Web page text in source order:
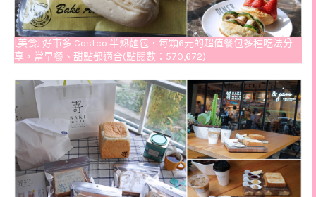
[美食] 好市多 Costco 半熟麵包．每顆6元的超值餐包多種吃法分
享，當早餐、甜點都適合(點閱數：570,672)